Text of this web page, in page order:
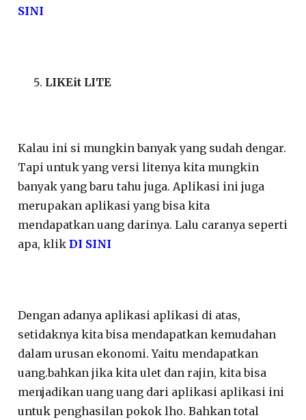
SINI
LIKEit LITE
Kalau ini si mungkin banyak yang sudah dengar.
Tapi untuk yang versi litenya kita mungkin
banyak yang baru tahu juga. Aplikasi ini juga
merupakan aplikasi yang bisa kita
mendapatkan uang darinya. Lalu caranya seperti
apa, klikDI SINI
Dengan adanya aplikasi aplikasi di atas,
setidaknya kita bisa mendapatkan kemudahan
dalam urusan ekonomi. Yaitu mendapatkan
uang.bahkan jika kita ulet dan rajin, kita bisa
menjadikan uang uang dari aplikasi aplikasi ini
untuk penghasilan pokok lho. Bahkan total